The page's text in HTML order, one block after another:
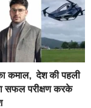
कमाल, देश की पहली
सफल परीक्षण करके